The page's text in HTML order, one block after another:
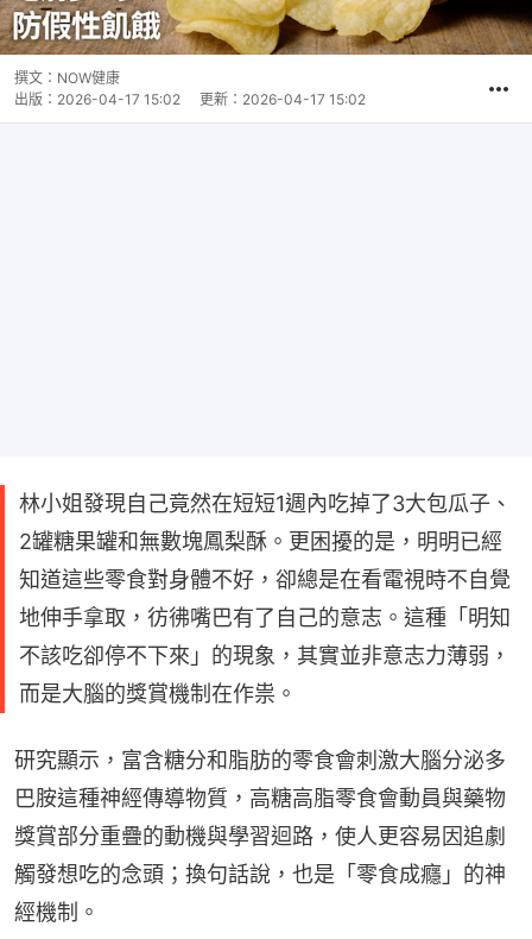
撰文： NOW健康
出版： 2026-04-17 15:02 更新： 2026-04-17 15:02
林小姐發現自己竟然在短短1週內吃掉了3大包瓜子、
2罐糖果罐和無數塊鳳梨酥。更困擾的是，明明已經
知道這些零食對身體不好，卻總是在看電視時不自覺
地伸手拿取，彷彿嘴巴有了自己的意志。這種「明知
不該吃卻停不下來」的現象，其實並非意志力薄弱，
而是大腦的獎賞機制在作祟。
研究顯示，富含糖分和脂肪的零食會刺激大腦分泌多
巴胺這種神經傳導物質，高糖高脂零食會動員與藥物
獎賞部分重疊的動機與學習迴路，使人更容易因追劇
觸發想吃的念頭；換句話說，也是「零食成癮」的神
經機制。